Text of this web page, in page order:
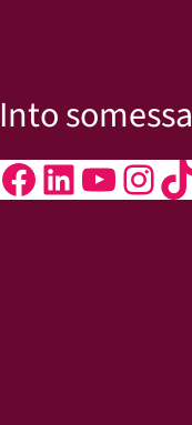
Into somessa
Facebook LinkedIn YouTube InstagramTikTok